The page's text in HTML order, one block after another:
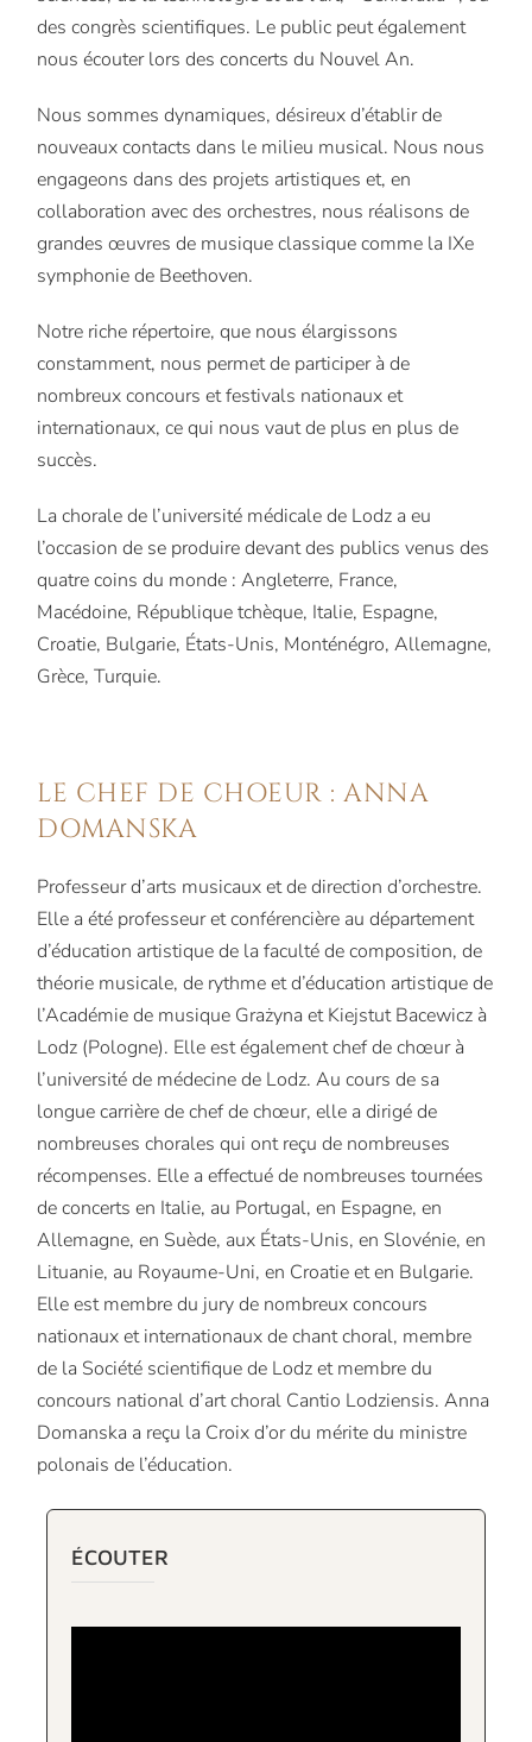
des congrès scientifiques. Le public peut également
nous écouter lors des concerts du Nouvel An.
Nous sommes dynamiques, désireux d’établir de
nouveaux contacts dans le milieu musical. Nous nous
engageons dans des projets artistiques et, en
collaboration avec des orchestres, nous réalisons de
grandes œuvres de musique classique comme la IXe
symphonie de Beethoven.
Notre riche répertoire, que nous élargissons
constamment, nous permet de participer à de
nombreux concours et festivals nationaux et
internationaux, ce qui nous vaut de plus en plus de
succès.
La chorale de l’université médicale de Lodz a eu
l’occasion de se produire devant des publics venus des
quatre coins du monde : Angleterre, France,
Macédoine, République tchèque, Italie, Espagne,
Croatie, Bulgarie, États-Unis, Monténégro, Allemagne,
Grèce, Turquie.
LE CHEF DE CHOEUR : ANNA
DOMANSKA
Professeur d’arts musicaux et de direction d’orchestre.
Elle a été professeur et conférencière au département
d’éducation artistique de la faculté de composition, de
théorie musicale, de rythme et d’éducation artistique de
l’Académie de musique Grażyna et Kiejstut Bacewicz à
Lodz (Pologne). Elle est également chef de chœur à
l’université de médecine de Lodz. Au cours de sa
longue carrière de chef de chœur, elle a dirigé de
nombreuses chorales qui ont reçu de nombreuses
récompenses. Elle a effectué de nombreuses tournées
de concerts en Italie, au Portugal, en Espagne, en
Allemagne, en Suède, aux États-Unis, en Slovénie, en
Lituanie, au Royaume-Uni, en Croatie et en Bulgarie.
Elle est membre du jury de nombreux concours
nationaux et internationaux de chant choral, membre
de la Société scientifique de Lodz et membre du
concours national d’art choral Cantio Lodziensis. Anna
Domanska a reçu la Croix d’or du mérite du ministre
polonais de l’éducation.
ÉCOUTER